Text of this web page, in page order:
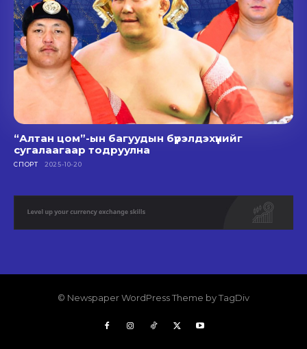
“Алтан цом”-ын багуудын бүрэлдэхүүнийг
сугалаагаар тодруулна
СПОРТ 2025-10-20
© Newspaper WordPress Theme by TagDiv